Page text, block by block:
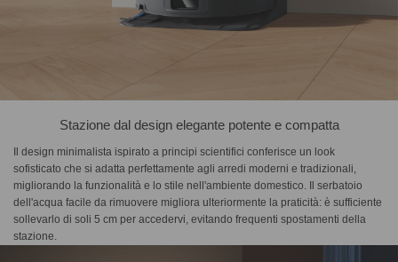
Stazione dal design elegante potente e compatta
Il design minimalista ispirato a principi scientifici conferisce un look
sofisticato che si adatta perfettamente agli arredi moderni e tradizionali,
migliorando la funzionalità e lo stile nell'ambiente domestico. Il serbatoio
dell'acqua facile da rimuovere migliora ulteriormente la praticità: è sufficiente
sollevarlo di soli 5 cm per accedervi, evitando frequenti spostamenti della
stazione.